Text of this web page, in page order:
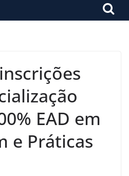
EAD em
e Práticas